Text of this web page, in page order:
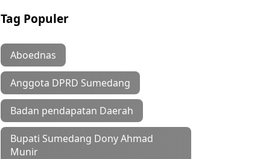
Tag Populer
Aboednas
Anggota DPRD Sumedang
Badan pendapatan Daerah
Bupati Sumedang Dony Ahmad
Munir